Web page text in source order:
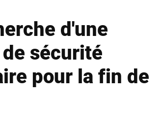
d'une
sécurité
pour la fin de